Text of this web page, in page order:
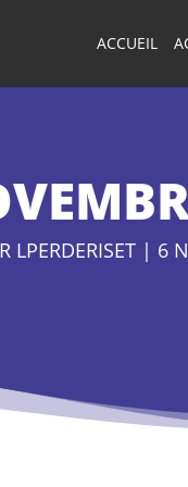
ACCUEIL
LPERDERISET| 6